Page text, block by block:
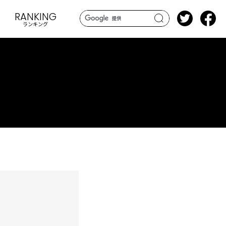
search
RANKING
ランキング